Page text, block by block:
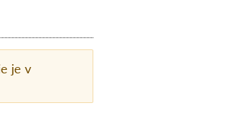
je v